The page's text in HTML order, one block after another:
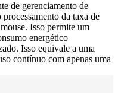
de gerenciamento de
da taxa de
Isso permite um
energético
Isso equivale a uma
contínuo com apenas uma